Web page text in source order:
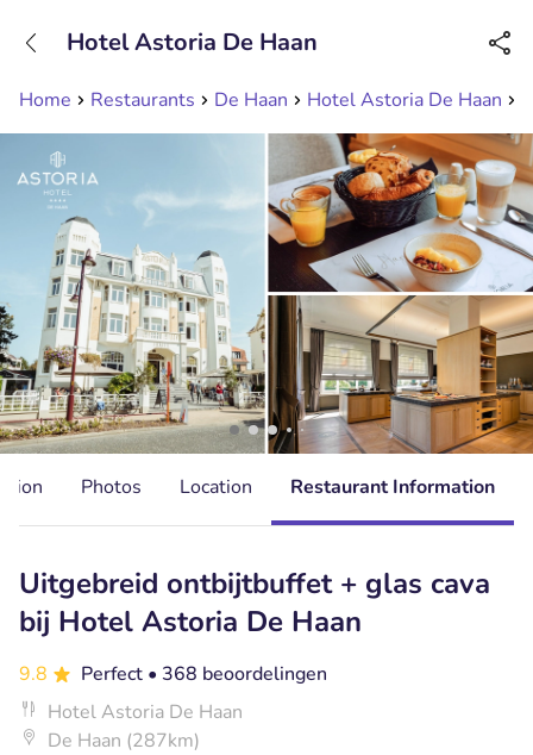
Available until 23:00
Home Restaurants De Haan Hotel Astoria De Haan
Hotel Astoria De Haan
Photos Location Restaurant Information
Uitgebreid ontbijtbuffet + glas cava
bij Hotel Astoria De Haan
9.8 Perfect • 368 beoordelingen
Hotel Astoria De Haan
De Haan (287km)